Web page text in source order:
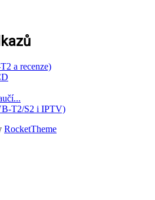
a recenze)
T2/S2 i IPTV)
RocketTheme